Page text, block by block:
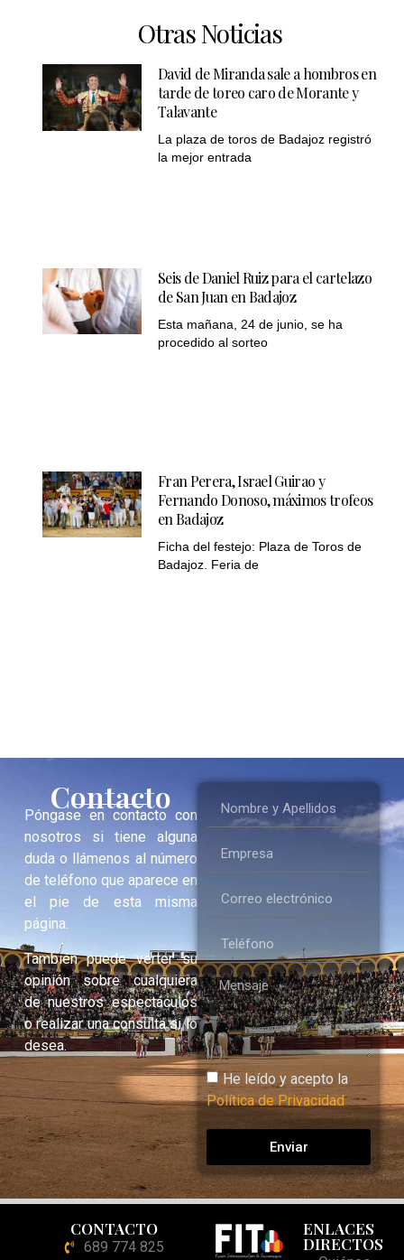
Otras Noticias
David de Miranda sale a hombros en
tarde de toreo caro de Morante y
Talavante
La plaza de toros de Badajoz registró
la mejor entrada
Seis de Daniel Ruiz para el cartelazo
de San Juan en Badajoz
Esta mañana, 24 de junio, se ha
procedido al sorteo
Fran Perera, Israel Guirao y
Fernando Donoso, máximos trofeos
en Badajoz
Ficha del festejo: Plaza de Toros de
Badajoz. Feria de
Contacto
Póngase en contacto con
nosotros si tiene alguna
duda o llámenos al número
de teléfono que aparece en
el pie de esta misma
página.
También puede verter su
opinión sobre cualquiera
de nuestros espectáculos
o realizar una consulta si lo
desea.
He leído y acepto la
Política de Privacidad
Enviar
CONTACTO
689 774 825
ENLACES
DIRECTOS